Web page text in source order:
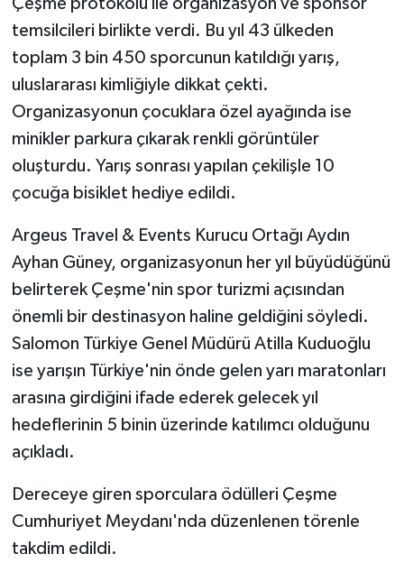
Çeşme protokolü ile organizasyon ve sponsor
temsilcileri birlikte verdi. Bu yıl 43 ülkeden
toplam 3 bin 450 sporcunun katıldığı yarış,
uluslararası kimliğiyle dikkat çekti.
Organizasyonun çocuklara özel ayağında ise
minikler parkura çıkarak renkli görüntüler
oluşturdu. Yarış sonrası yapılan çekilişle 10
çocuğa bisiklet hediye edildi.
Argeus Travel & Events Kurucu Ortağı Aydın
Ayhan Güney, organizasyonun her yıl büyüdüğünü
belirterek Çeşme'nin spor turizmi açısından
önemli bir destinasyon haline geldiğini söyledi.
Salomon Türkiye Genel Müdürü Atilla Kuduoğlu
ise yarışın Türkiye'nin önde gelen yarı maratonları
arasına girdiğini ifade ederek gelecek yıl
hedeflerinin 5 binin üzerinde katılımcı olduğunu
açıkladı.
Dereceye giren sporculara ödülleri Çeşme
Cumhuriyet Meydanı'nda düzenlenen törenle
takdim edildi.